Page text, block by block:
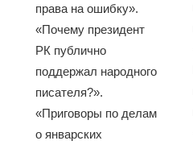
права на ошибку».
«Почему президент
РК публично
поддержал народного
писателя?».
«Приговоры по делам
о январских